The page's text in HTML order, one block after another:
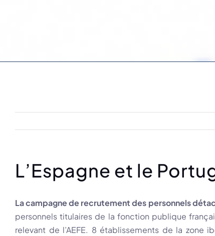
L’Espagne et le
La campagne de recrutement des personnels
personnels titulaires de la fonction publique
relevant de l’AEFE. 8 établissements de la zone